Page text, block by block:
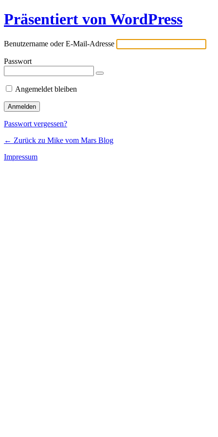
Präsentiert von WordPress
Benutzername oder E-Mail-Adresse
Passwort
Angemeldet bleiben
Passwort vergessen?
← Zurück zu Mike vom Mars Blog
Impressum